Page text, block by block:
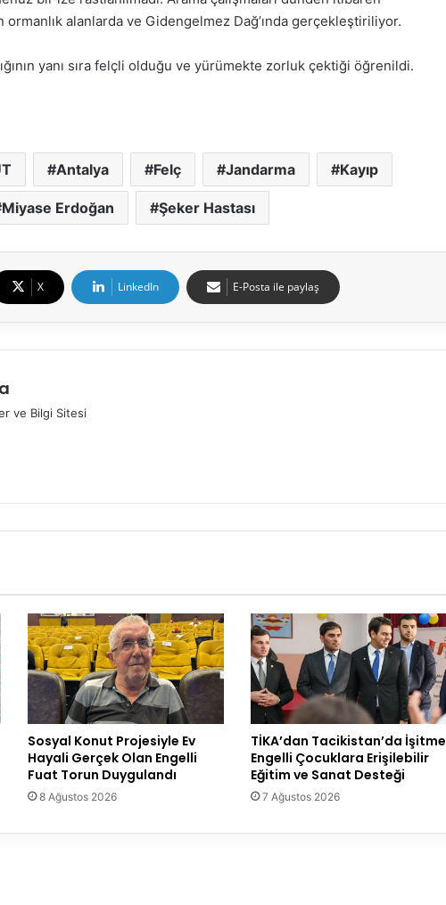
ormanlık alanlarda ve Gidengelmez Dağ’ında gerçekleştiriliyor.
yanı sıra felçli olduğu ve yürümekte zorluk çektiği öğrenildi.
Antalya Felç Jandarma Kayıp
Miyase Erdoğan Şeker Hastası
X LinkedIn E-Posta ile paylaş
ve Bilgi Sitesi
Sosyal Konut Projesiyle Ev
Hayali Gerçek Olan Engelli
Fuat Torun Duygulandı
8 Ağustos 2026
TİKA’dan Tacikistan’da İşitme
Engelli Çocuklara Erişilebilir
Eğitim ve Sanat Desteği
7 Ağustos 2026